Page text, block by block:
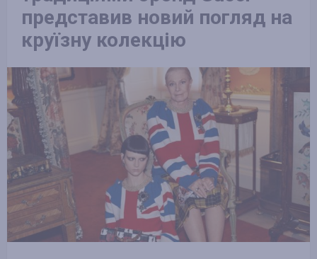
представив новий погляд на
круїзну колекцію